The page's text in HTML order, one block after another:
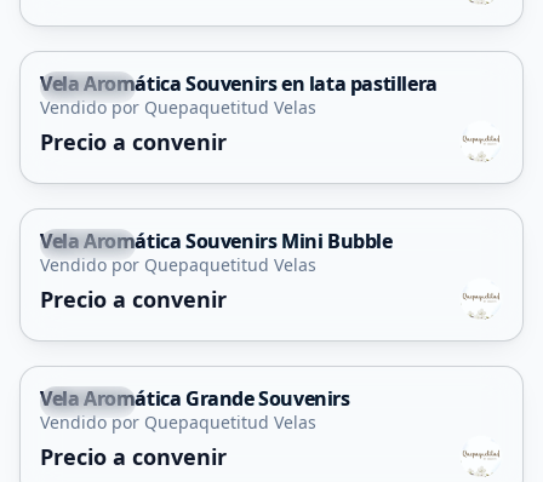
Capital
Vela Aromática Souvenirs en lata pastillera
Vendido por Quepaquetitud Velas
Precio a convenir
Capital
Vela Aromática Souvenirs Mini Bubble
Vendido por Quepaquetitud Velas
Precio a convenir
Capital
Vela Aromática Grande Souvenirs
Vendido por Quepaquetitud Velas
Precio a convenir